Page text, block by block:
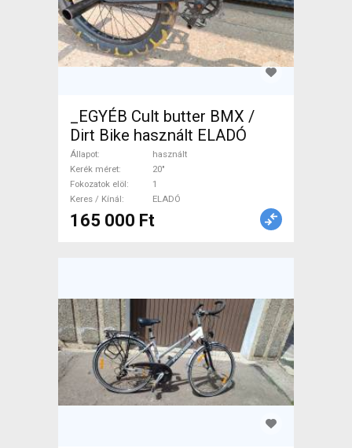
_EGYÉB Cult butter BMX /
Dirt Bike használt ELADÓ
Állapot
használt
Kerék méret
20"
Fokozatok elöl
1
Keres / Kínál
ELADÓ
165 000 Ft